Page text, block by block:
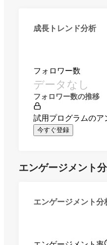
成長トレンド分析
フォロワー数
データなし
フォロワー数の推移
試用プログラムのア
今すぐ登録
エンゲージメント
エンゲージメント分